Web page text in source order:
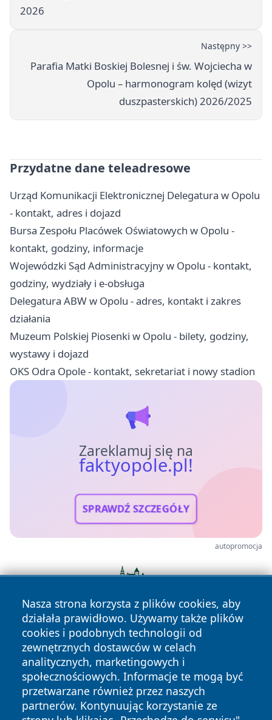
2026
Następny >>
Parafia Matki Boskiej Bolesnej i św. Wojciecha w
Opolu – harmonogram kolęd (wizyt
duszpasterskich) 2026/2025
Przydatne dane teleadresowe
Urząd Komunikacji Elektronicznej Delegatura w Opolu
- kontakt, adres i dojazd
Bursa Zespołu Placówek Oświatowych w Opolu -
kontakt, godziny, informacje
Wojewódzki Sąd Administracyjny w Opolu - kontakt,
godziny, wydziały i e-obsługa
Delegatura ABW w Opolu - adres, kontakt i zakres
działania
Muzeum Polskiej Piosenki w Opolu - bilety, godziny,
wystawy i dojazd
OKS Odra Opole - kontakt, sekretariat i nowy stadion
Zareklamuj się na
faktyopole.pl!
SPRAWDŹ SZCZEGÓŁY
autopromocja
Nasza strona korzysta z plików cookies, aby
działała prawidłowo. Używamy także plików
cookies i podobnych technologii od
zewnętrznych dostawców w celach
analitycznych, marketingowych i
społecznościowych. Informacje te mogą być
przetwarzane również przez naszych
partnerów. Kontynuując korzystanie ze
Copyright © 2026 faktyopole.pl Wszystkie prawa zastrzeżone.